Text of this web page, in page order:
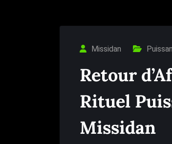
Missidan
Retour
Rituel
Missidan